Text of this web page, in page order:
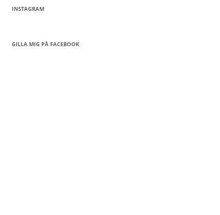
INSTAGRAM
GILLA MIG PÅ FACEBOOK